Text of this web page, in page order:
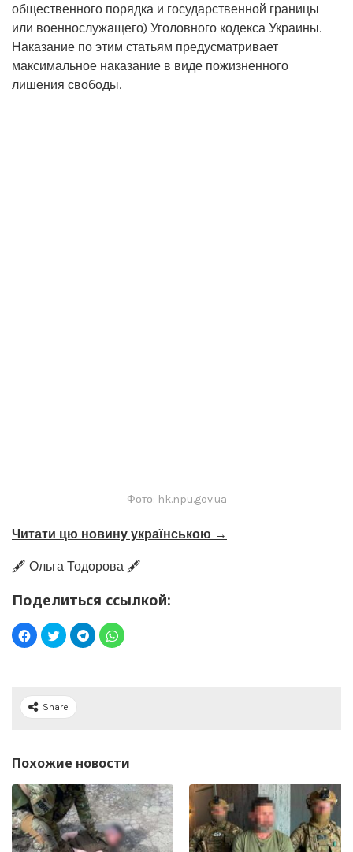
общественного порядка и государственной границы
или военнослужащего) Уголовного кодекса Украины.
Наказание по этим статьям предусматривает
максимальное наказание в виде пожизненного
лишения свободы.
Фото: hk.npu.gov.ua
Читати цю новину українською →
🖋️ Ольга Тодорова 🖋️
Поделиться ссылкой:
Share
Похожие новости